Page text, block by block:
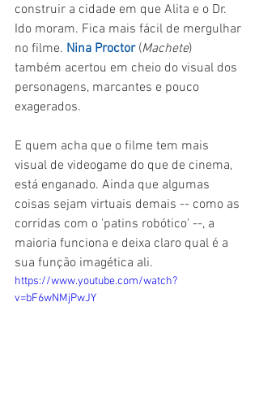
construir a cidade em que Alita e o Dr.
Ido moram. Fica mais fácil de mergulhar
no filme. Nina Proctor (Machete)
também acertou em cheio do visual dos
personagens, marcantes e pouco
exagerados.
E quem acha que o filme tem mais
visual de videogame do que de cinema,
está enganado. Ainda que algumas
coisas sejam virtuais demais -- como as
corridas com o 'patins robótico' --, a
maioria funciona e deixa claro qual é a
sua função imagética ali.
https://www.youtube.com/watch?
v=bF6wNMjPwJY